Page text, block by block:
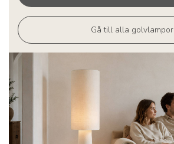
Gå till alla golvlampor